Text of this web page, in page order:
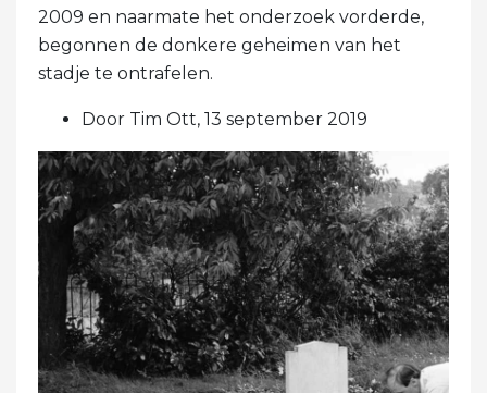
2009 en naarmate het onderzoek vorderde,
begonnen de donkere geheimen van het
stadje te ontrafelen.
Door Tim Ott, 13 september 2019